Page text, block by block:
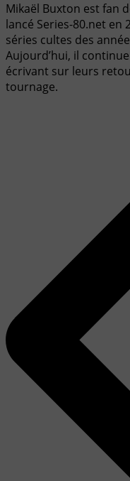
Mikaël Buxton est fan
lancé Series-80.net en
séries cultes des
Aujourd’hui, il
écrivant sur leurs
tournage.